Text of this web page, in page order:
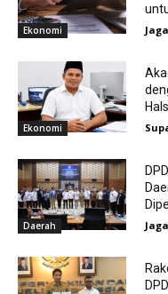
Ekonomi
Ekonomi
Daerah